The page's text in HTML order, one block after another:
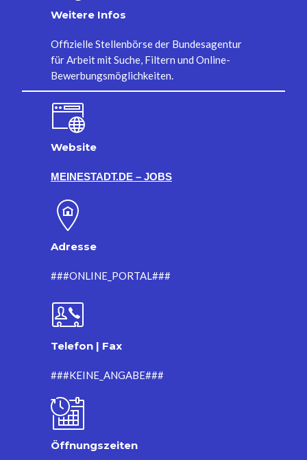
Weitere Infos
Offizielle Stellenbörse der Bundesagentur
für Arbeit mit Suche, Filtern und Online-
Bewerbungsmöglichkeiten.
Website
MEINESTADT.DE – JOBS
Adresse
###ONLINE_PORTAL###
Telefon | Fax
###KEINE_ANGABE###
Öffnungszeiten